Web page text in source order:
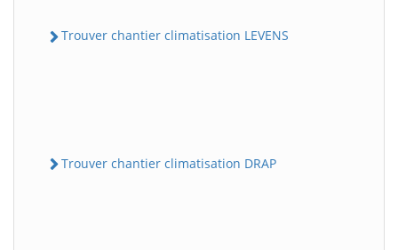
Trouver chantier climatisation LEVENS
Trouver chantier climatisation DRAP